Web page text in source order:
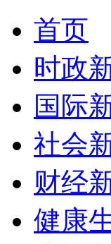
首页
时政
国际
社会
财经
健康